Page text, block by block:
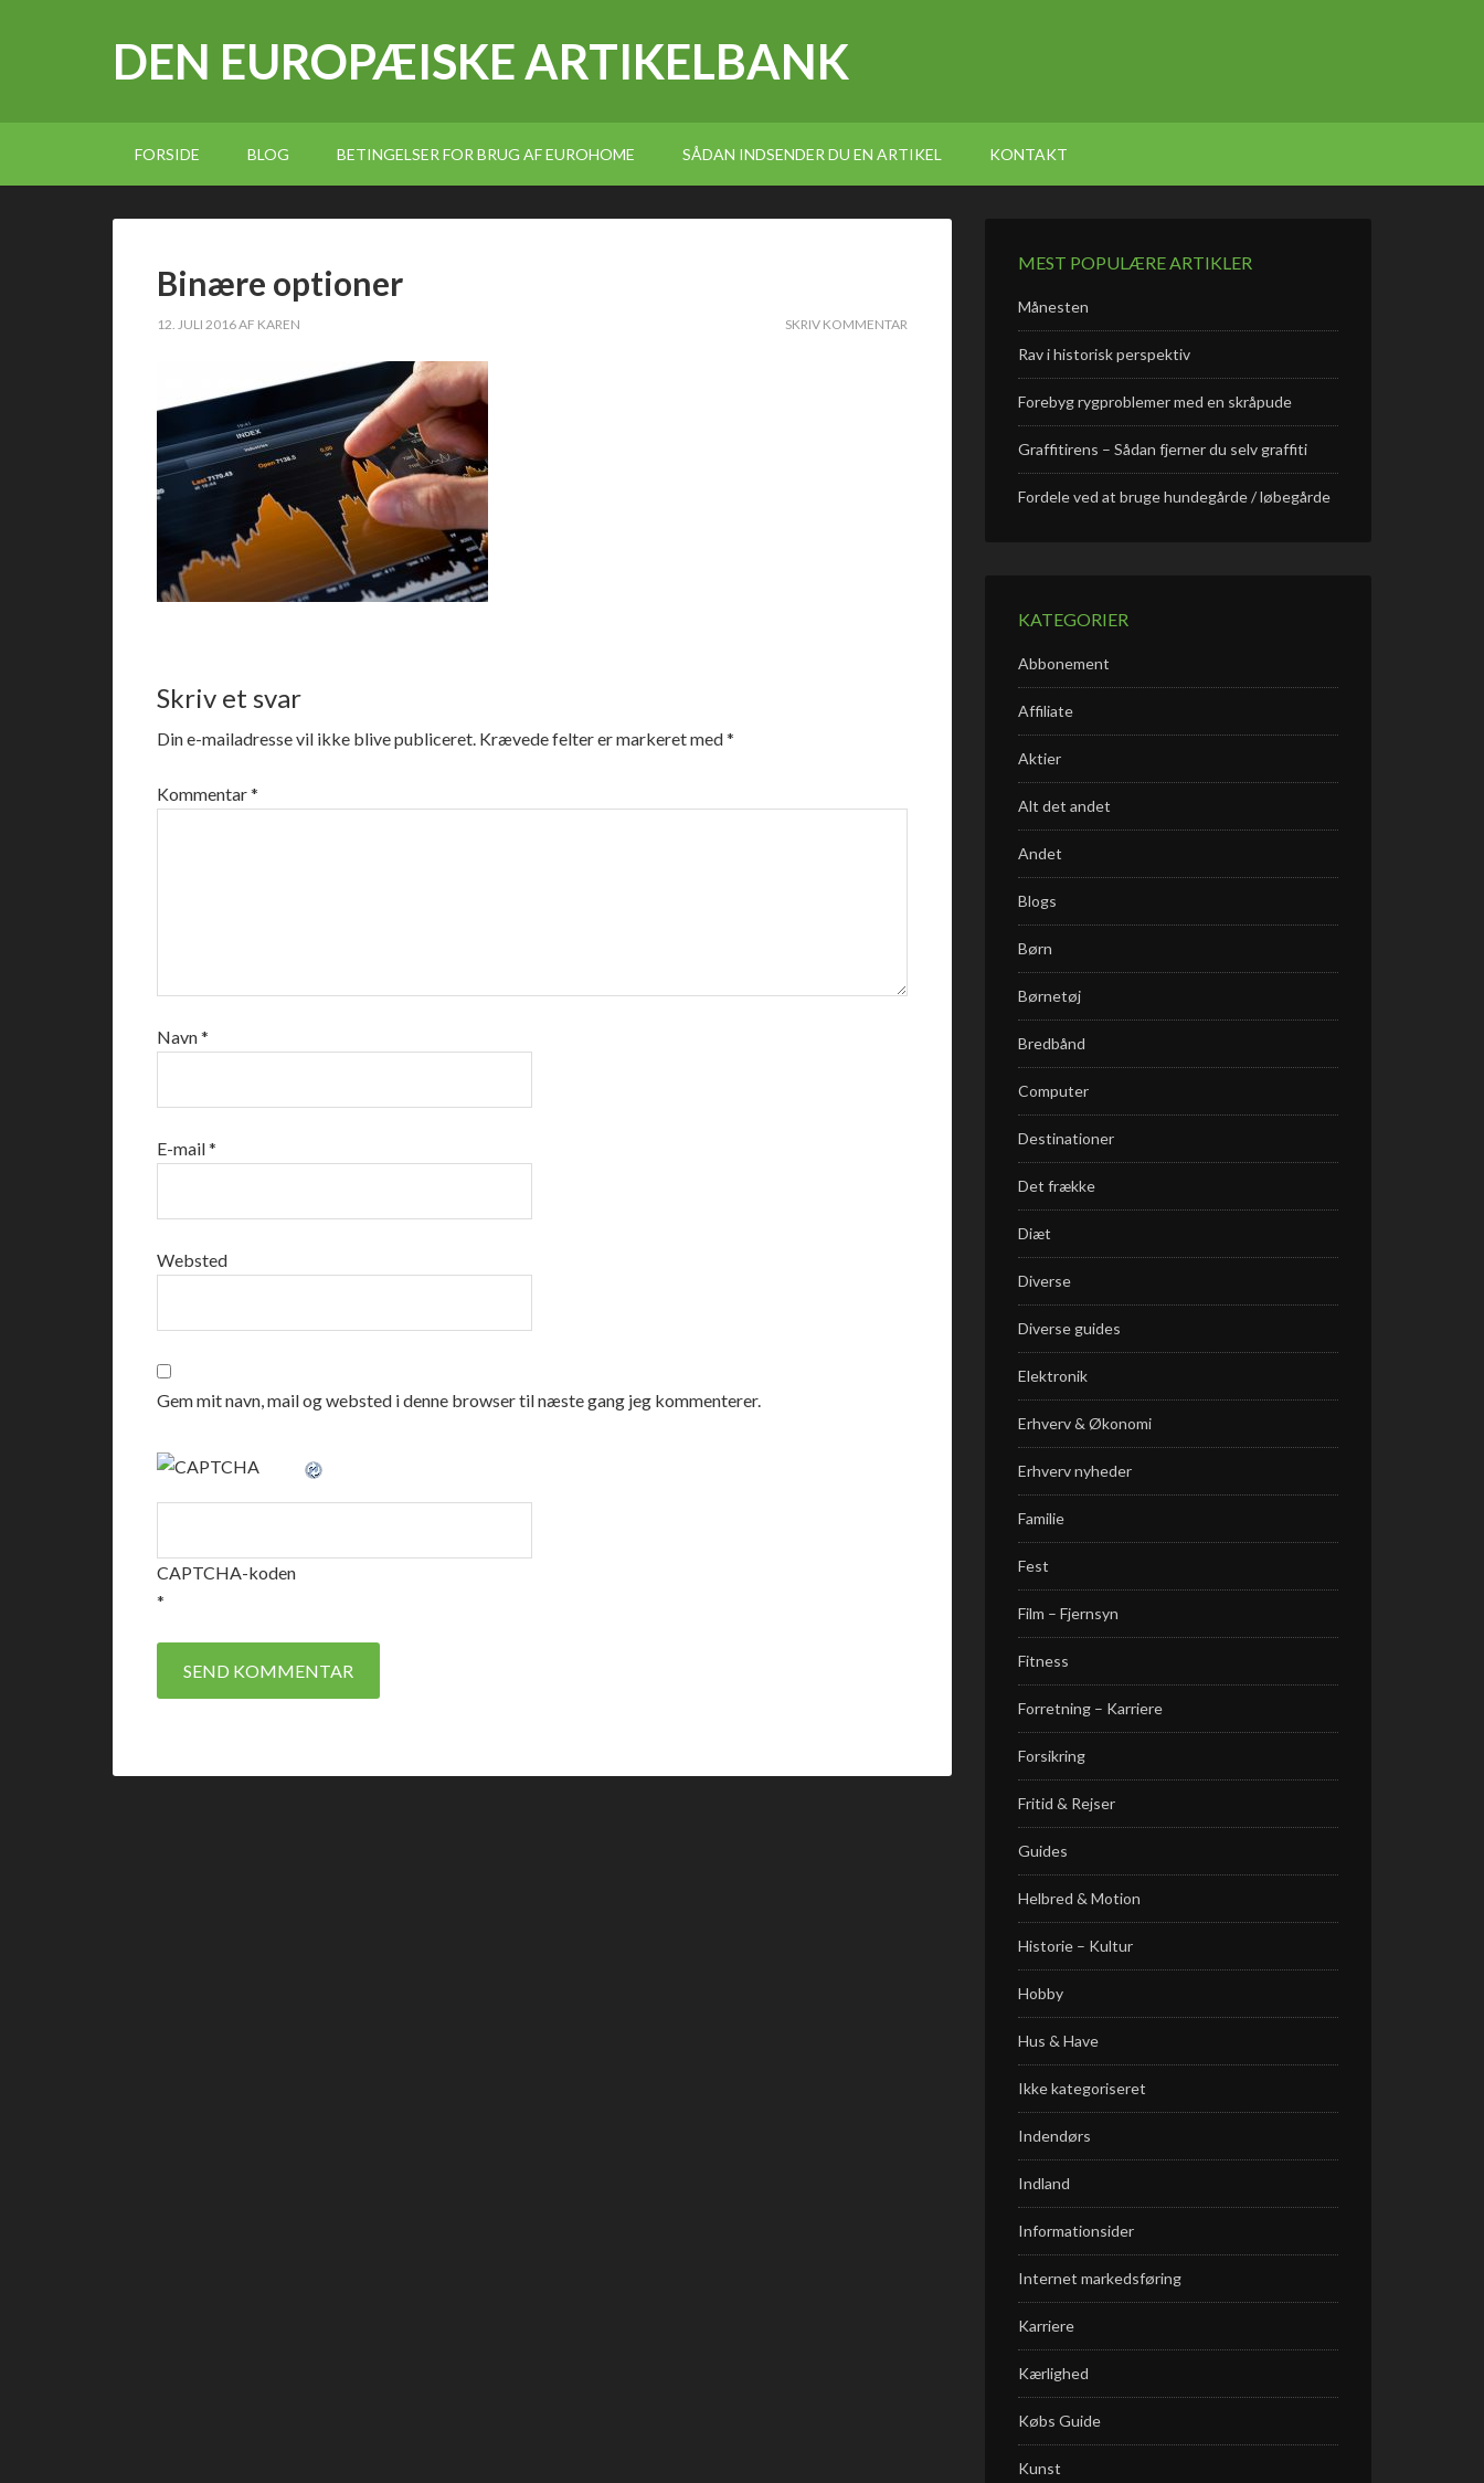
DEN EUROPÆISKE ARTIKELBANK
FORSIDE BLOG BETINGELSER FOR BRUG AF EUROHOME SÅDAN INDSENDER DU EN ARTIKEL KONTAKT
Binære optioner
12. JULI 2016AF KAREN SKRIV KOMMENTAR
Skriv et svar
Din e-mailadresse vil ikke blive publiceret. Krævede felter er markeret med*
Kommentar*
Navn*
E-mail*
Websted
Gem mit navn, mail og websted i denne browser til næste gang jeg kommenterer.
CAPTCHA-koden
*
MEST POPULÆRE ARTIKLER
Månesten
Rav i historisk perspektiv
Forebyg rygproblemer med en skråpude
Graffitirens – Sådan fjerner du selv graffiti
Fordele ved at bruge hundegårde / løbegårde
KATEGORIER
Abbonement
Affiliate
Aktier
Alt det andet
Andet
Blogs
Børn
Børnetøj
Bredbånd
Computer
Destinationer
Det frække
Diæt
Diverse
Diverse guides
Elektronik
Erhverv & Økonomi
Erhverv nyheder
Familie
Fest
Film – Fjernsyn
Fitness
Forretning – Karriere
Forsikring
Fritid & Rejser
Guides
Helbred & Motion
Historie – Kultur
Hobby
Hus & Have
Ikke kategoriseret
Indendørs
Indland
Informationsider
Internet markedsføring
Karriere
Kærlighed
Købs Guide
Kunst